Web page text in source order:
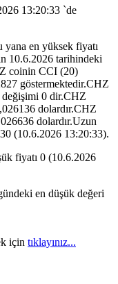
13:20:33 `de
yana en yüksek fiyatı
10.6.2026 tarihindeki
coinin CCI (20)
göstermektedir.CHZ
0 dir.CHZ
dolardır.CHZ
dolardır.Uzun
(10.6.2026 13:20:33).
fiyatı 0 (10.6.2026
en düşük değeri
için tıklayınız...